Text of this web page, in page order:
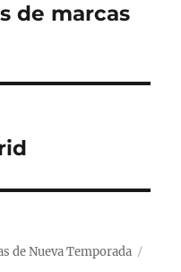
de marcas
de Nueva Temporada